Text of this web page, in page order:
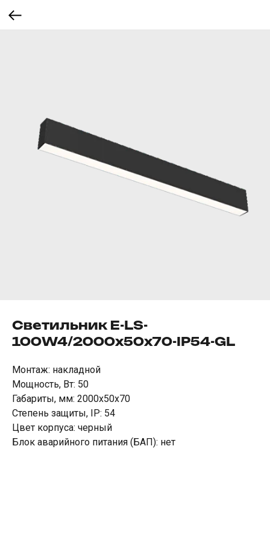
Светильник E-LS-
100W4/2000х50х70-IP54-GL
Монтаж: накладной
Мощность, Вт: 50
Габариты, мм: 2000х50х70
Степень защиты, IP: 54
Цвет корпуса: черный
Блок аварийного питания (БАП): нет